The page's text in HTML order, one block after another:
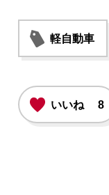
軽自動車
いいね 8